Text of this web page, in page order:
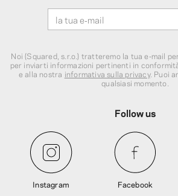
Noi (Squared, s.r.o.) tratteremo la tua e‑mail
per inviarti informazioni pertinenti in
e alla nostra informativa sulla privacy. Puoi
qualsiasi momento.
Follow us
Instagram Facebook